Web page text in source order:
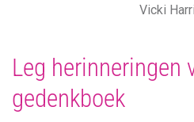
Vicki
Leg herinneringen
gedenkboek